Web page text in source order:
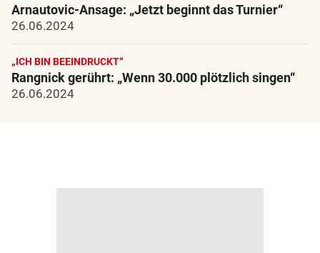
Arnautovic-Ansage: „Jetzt beginnt das Turnier“
26.06.2024
„ICH BIN BEEINDRUCKT“
Rangnick gerührt: „Wenn 30.000 plötzlich singen“
26.06.2024